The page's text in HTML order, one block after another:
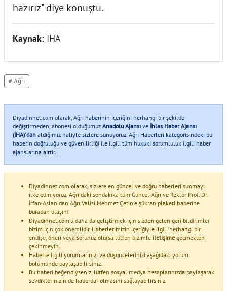
hazırız" diye konuştu.
Kaynak: İHA
# Ağrı
Diyadinnet.com olarak, Ağrı haberinin içeriğini herhangi bir şekilde
değiştirmeden, abonesi olduğumuz Anadolu Ajansı ve İhlas Haber Ajansı
(İHA)'dan aldığımız haliyle sizlere sunuyoruz. Ağrı Haberleri kategorisindeki bu
haberin doğruluğu ve güvenilirliği ile ilgili tüm hukuki sorumluluk ilgili haber
ajanslarına aittir..
Diyadinnet.com olarak, sizlere en güncel ve doğru haberleri sunmayı
ilke ediniyoruz. Ağrı'daki sondakika tüm Güncel Ağrı ve Rektör Prof. Dr.
İrfan Aslan'dan Ağrı Valisi Mehmet Çetin'e şükran plaketi haberine
buradan ulaşın!
Diyadinnet.com'u daha da geliştirmek için sizden gelen geri bildirimler
bizim için çok önemlidir. Haberlerimizin içeriğiyle ilgili herhangi bir
endişe, öneri veya sorunuz olursa lütfen bizimle iletişime geçmekten
çekinmeyin.
Haberle ilgili yorumlarınızı ve düşüncelerinizi aşağıdaki yorum
bölümünde paylaşabilirsiniz.
Bu haberi beğendiyseniz, lütfen sosyal medya hesaplarınızda paylaşarak
sevdiklerinizin de haberdar olmasını sağlayabilirsiniz.